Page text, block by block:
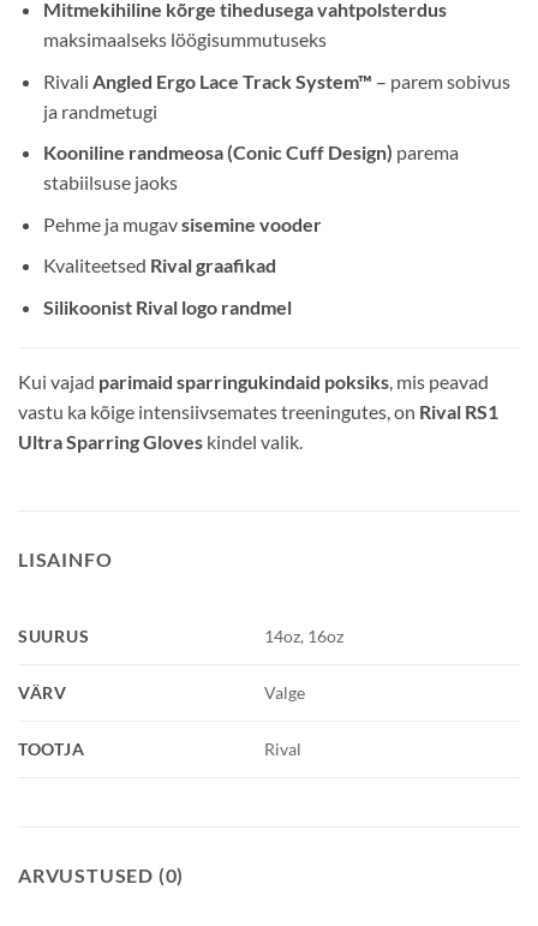
Mitmekihiline kõrge tihedusega vahtpolsterdus
maksimaalseks löögisummutuseks
Rivali Angled Ergo Lace Track System™ – parem sobivus
ja randmetugi
Kooniline randmeosa (Conic Cuff Design) parema
stabiilsuse jaoks
Pehme ja mugavsisemine vooder
Kvaliteetsed Rival graafikad
Silikoonist Rival logo randmel
Kui vajad parimaid sparringukindaid poksiks, mis peavad
vastu ka kõige intensiivsemates treeningutes, on Rival RS1
Ultra Sparring Gloves kindel valik.
LISAINFO
SUURUS 14oz, 16oz
VÄRV Valge
TOOTJA Rival
ARVUSTUSED (0)